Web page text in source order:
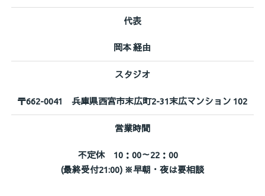
代表
岡本 経由
スタジオ
〒662-0041 兵庫県西宮市末広町2-31末広マンション 102
営業時間
不定休 10：00～22：00
(最終受付21:00) ※早朝・夜は要相談